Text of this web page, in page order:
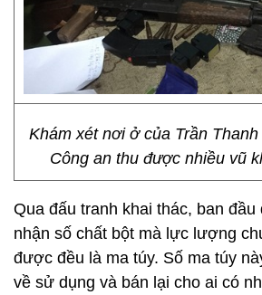
Khám xét nơi ở của Trần
Công an thu được nhiều vũ
Qua đấu tranh khai thác, ban
nhận số chất bột mà lực lượng
được đều là ma túy. Số ma túy
về sử dụng và bán lại cho ai có